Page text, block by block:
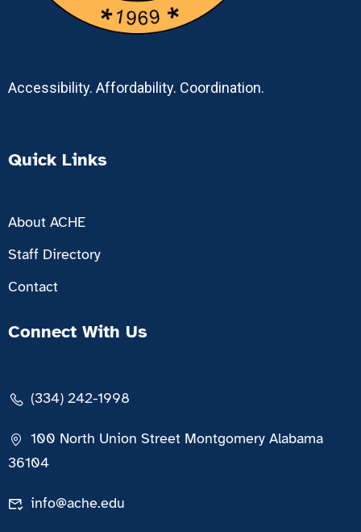
Accessibility. Affordability. Coordination.
Quick Links
About ACHE
Staff Directory
Contact
Connect With Us
(334) 242-1998
100 North Union Street Montgomery Alabama
36104
info@ache.edu